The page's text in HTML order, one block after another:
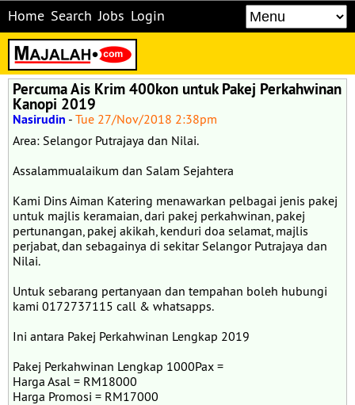
Home Search Jobs Login
Percuma Ais Krim 400kon untuk Pakej Perkahwinan
Kanopi 2019
Nasirudin - Tue 27/Nov/2018 2:38pm
Area: Selangor Putrajaya dan Nilai.
Assalammualaikum dan Salam Sejahtera
Kami Dins Aiman Katering menawarkan pelbagai jenis pakej
untuk majlis keramaian, dari pakej perkahwinan, pakej
pertunangan, pakej akikah, kenduri doa selamat, majlis
perjabat, dan sebagainya di sekitar Selangor Putrajaya dan
Nilai.
Untuk sebarang pertanyaan dan tempahan boleh hubungi
kami 0172737115 call & whatsapps.
Ini antara Pakej Perkahwinan Lengkap 2019
Pakej Perkahwinan Lengkap 1000Pax =
Harga Asal = RM18000
Harga Promosi = RM17000